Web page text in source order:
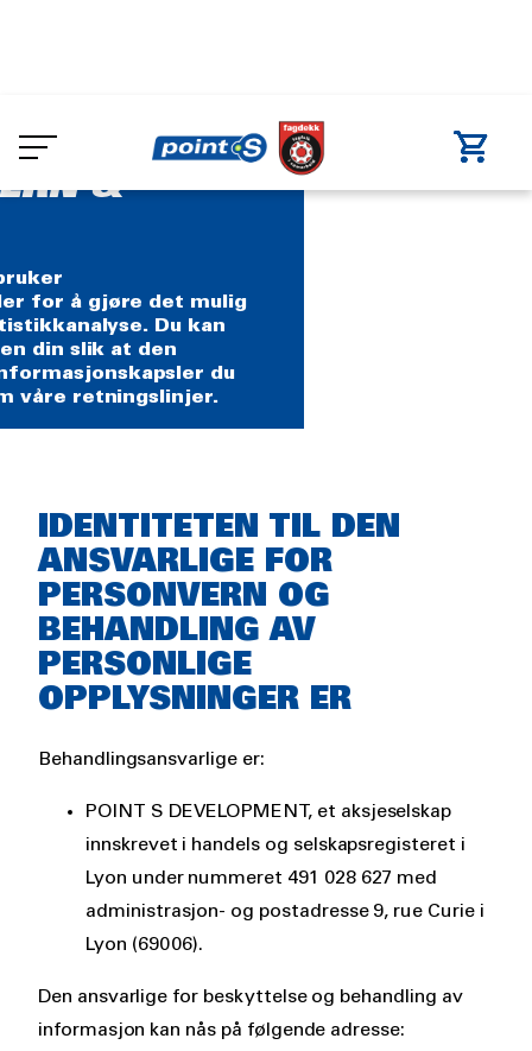
main
&
for å gjøre det mulig
Du kan
din slik at den
du
våre retningslinjer.
Rich
text
IDENTITETEN TIL DEN
ANSVARLIGE FOR
PERSONVERN OG
BEHANDLING AV
PERSONLIGE
OPPLYSNINGER ER
Behandlingsansvarlige er:
POINT S DEVELOPMENT, et aksjeselskap
innskrevet i handels og selskapsregisteret i
Lyon under nummeret 491 028 627 med
administrasjon- og postadresse 9, rue Curie i
Lyon (69006).
Den ansvarlige for beskyttelse og behandling av
informasjon kan nås på følgende adresse: